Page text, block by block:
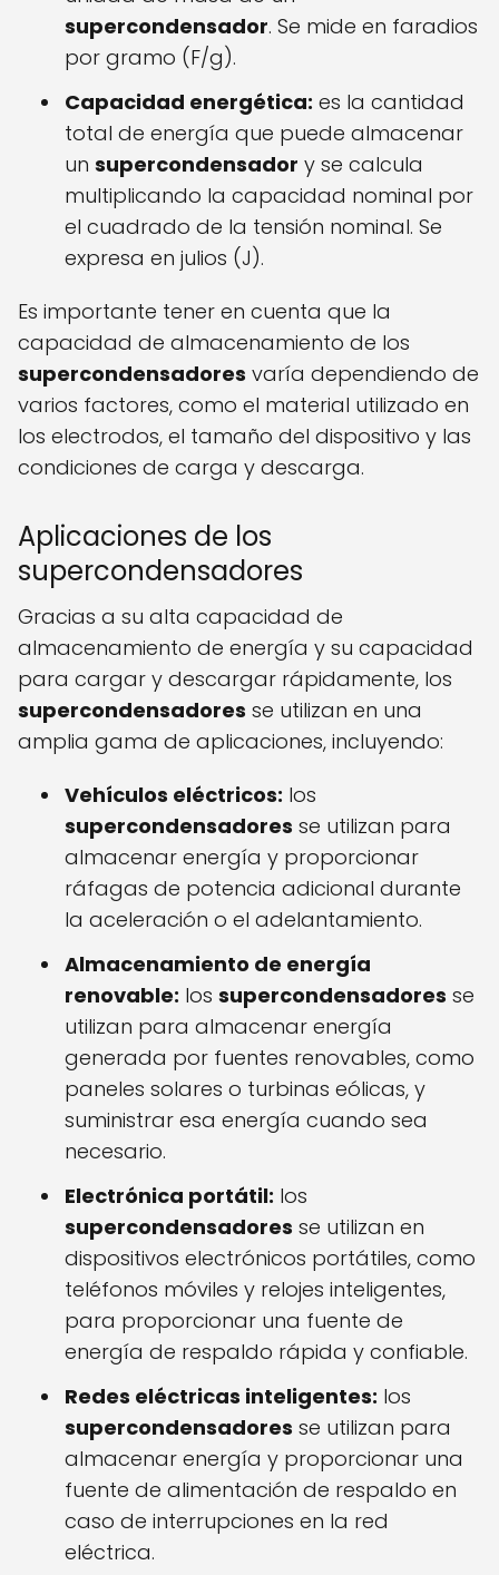
supercondensador. Se mide en faradios
por gramo (F/g).
Capacidad energética: es la cantidad
total de energía que puede almacenar
un supercondensador y se calcula
multiplicando la capacidad nominal por
el cuadrado de la tensión nominal. Se
expresa en julios (J).
Es importante tener en cuenta que la
capacidad de almacenamiento de los
supercondensadores varía dependiendo de
varios factores, como el material utilizado en
los electrodos, el tamaño del dispositivo y las
condiciones de carga y descarga.
Aplicaciones de los
supercondensadores
Gracias a su alta capacidad de
almacenamiento de energía y su capacidad
para cargar y descargar rápidamente, los
supercondensadores se utilizan en una
amplia gama de aplicaciones, incluyendo:
Vehículos eléctricos: los
supercondensadores se utilizan para
almacenar energía y proporcionar
ráfagas de potencia adicional durante
la aceleración o el adelantamiento.
Almacenamiento de energía
renovable: los supercondensadores se
utilizan para almacenar energía
generada por fuentes renovables, como
paneles solares o turbinas eólicas, y
suministrar esa energía cuando sea
necesario.
Electrónica portátil: los
supercondensadores se utilizan en
dispositivos electrónicos portátiles, como
teléfonos móviles y relojes inteligentes,
para proporcionar una fuente de
energía de respaldo rápida y confiable.
Redes eléctricas inteligentes: los
supercondensadores se utilizan para
almacenar energía y proporcionar una
fuente de alimentación de respaldo en
caso de interrupciones en la red
eléctrica.